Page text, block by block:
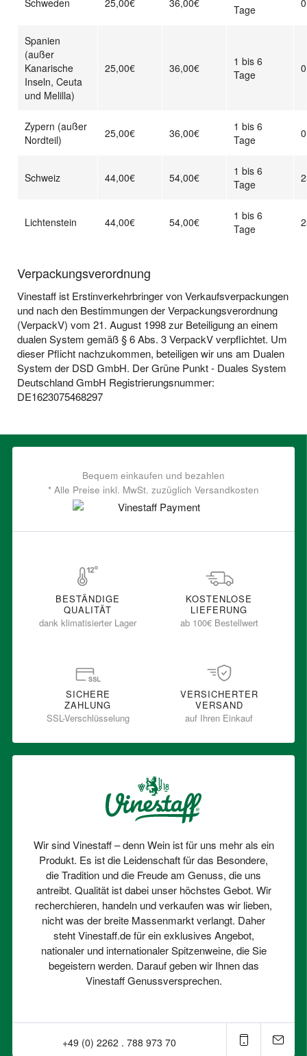
Schweden 25,00€ 36,00€
Tage
Spanien
(außer
Kanarische
Inseln, Ceuta
und Melilla)
25,00€ 36,00€
1 bis 6
Tage
Zypern (außer
Nordteil)
25,00€ 36,00€
1 bis 6
Tage
Schweiz 44,00€ 54,00€
1 bis 6
Tage
Lichtenstein 44,00€ 54,00€
1 bis 6
Tage
Verpackungsverordnung
Vinestaff ist Erstinverkehrbringer von Verkaufsverpackungen
und nach den Bestimmungen der Verpackungsverordnung
(VerpackV) vom 21. August 1998 zur Beteiligung an einem
dualen System gemäß § 6 Abs. 3 VerpackV verpflichtet. Um
dieser Pflicht nachzukommen, beteiligen wir uns am Dualen
System der DSD GmbH. Der Grüne Punkt - Duales System
Deutschland GmbH Registrierungsnummer:
DE1623075468297
Bequem einkaufen und bezahlen
* Alle Preise inkl. MwSt. zuzüglich Versandkosten
BESTÄNDIGE
QUALITÄT
dank klimatisierter Lager
KOSTENLOSE
LIEFERUNG
ab 100€ Bestellwert
SICHERE
ZAHLUNG
SSL-Verschlüsselung
VERSICHERTER
VERSAND
auf Ihren Einkauf
Wir sind Vinestaff – denn Wein ist für uns mehr als ein
Produkt. Es ist die Leidenschaft für das Besondere,
die Tradition und die Freude am Genuss, die uns
antreibt. Qualität ist dabei unser höchstes Gebot. Wir
recherchieren, handeln und verkaufen was wir lieben,
nicht was der breite Massenmarkt verlangt. Daher
steht Vinestaff.de für ein exklusives Angebot,
nationaler und internationaler Spitzenweine, die Sie
begeistern werden. Darauf geben wir Ihnen das
Vinestaff Genussversprechen.
+49 (0) 2262 . 788 973 70⁠